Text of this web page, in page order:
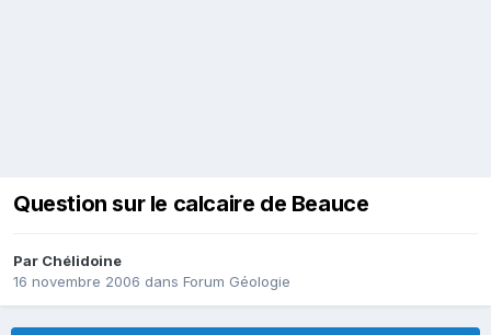
Question sur le calcaire de Beauce
Par Chélidoine
16 novembre 2006 dans Forum Géologie